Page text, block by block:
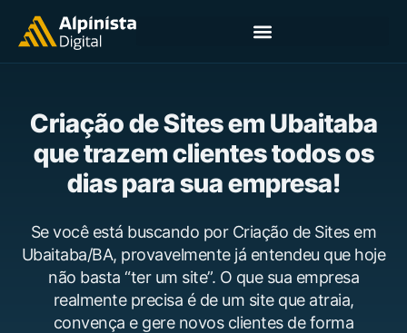
Criação de Sites em Ubaitaba
que trazem clientes todos os
dias para sua empresa!
Se você está buscando por Criação de Sites em
Ubaitaba/BA, provavelmente já entendeu que hoje
não basta “ter um site”. O que sua empresa
realmente precisa é de um site que atraia,
convença e gere novos clientes de forma